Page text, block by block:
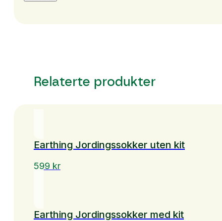
Relaterte produkter
Earthing Jordingssokker uten kit
599 kr
Earthing Jordingssokker med kit